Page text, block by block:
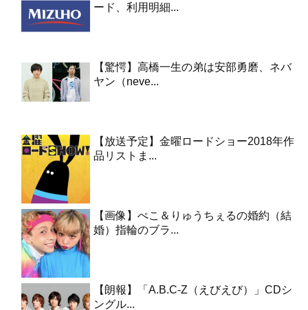
ード、利用明細...
【驚愕】高橋一生の弟は安部勇磨、ネバ
ヤン（neve...
【放送予定】金曜ロードショー2018年作
品リストま...
【画像】ぺこ＆りゅうちぇるの婚約（結
婚）指輪のブラ...
【朗報】「A.B.C-Z（えびえび）」CDシ
ングル...